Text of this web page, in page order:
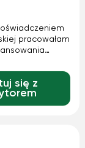
pracowałam
szkołę
po pracę w
się z